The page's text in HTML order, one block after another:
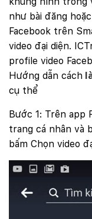
như bài đăng
Facebook trên
video đại diện.
profile video
Hướng dẫn cách
cụ thể
Bước 1: Trên app
trang cá nhân và
bấm Chọn video